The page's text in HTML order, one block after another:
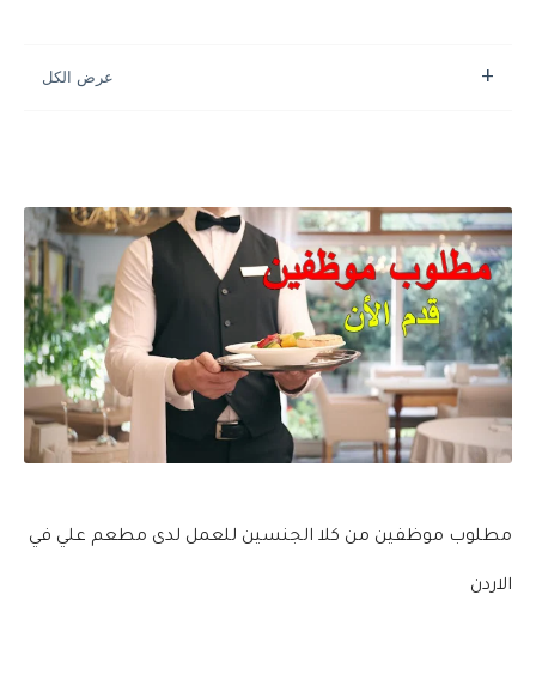
مطلوب موظفين من كلا الجنسين للعمل لدى مطعم علي في
الاردن